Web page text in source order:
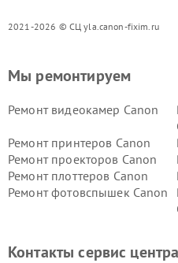
2021-2026 © СЦ yla.canon-fixim.ru
Мы ремонтируем
Ремонт видеокамер Canon
Ремонт принтеров Canon
Ремонт проекторов Canon
Ремонт плоттеров Canon
Ремонт фотовспышек Canon
Контакты сервис центра